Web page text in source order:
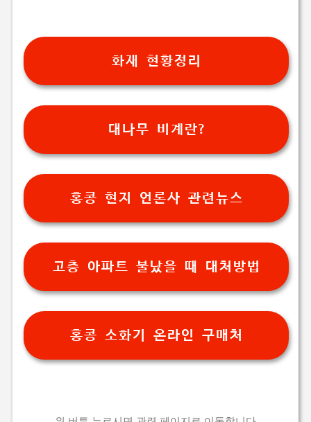
화재 현황정리
대나무 비계란?
홍콩 현지 언론사 관련뉴스
고층 아파트 불났을 때 대처방법
홍콩 소화기 온라인 구매처